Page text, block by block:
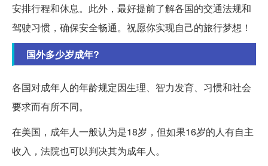
安排行程和休息。此外，最好提前了解各国的交通法规和
驾驶习惯，确保安全畅通。祝愿你实现自己的旅行梦想！
国外多少岁成年?
各国对成年人的年龄规定因生理、智力发育、习惯和社会
要求而有所不同。
在美国，成年人一般认为是18岁，但如果16岁的人有自主
收入，法院也可以判决其为成年人。